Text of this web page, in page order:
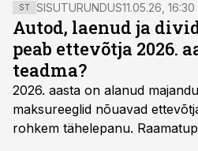
ST SISUTURUNDUS11.05.26, 16:30
Autod, laenud ja
peab ettevõtja 2026.
teadma?
2026. aasta on alanud
maksureeglid nõuavad
rohkem tähelepanu.